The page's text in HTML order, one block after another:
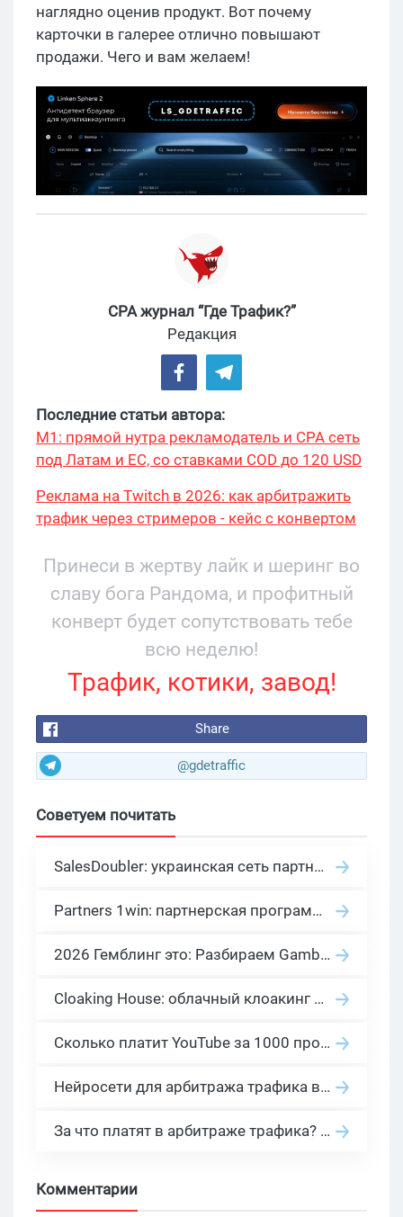
наглядно оценив продукт. Вот почему
карточки в галерее отлично повышают
продажи. Чего и вам желаем!
CPA журнал “Где Трафик?”
Редакция
Последние статьи автора:
М1: прямой нутра рекламодатель и CPA сеть
под Латам и ЕС, со ставками COD до 120 USD
Реклама на Twitch в 2026: как арбитражить
трафик через стримеров - кейс с конвертом
Принеси в жертву лайк и шеринг во
славу бога Рандома, и профитный
конверт будет сопутствовать тебе
всю неделю!
Трафик, котики, завод!
Share
@gdetraffic
Советуем почитать
SalesDoubler: украинская сеть партнерских программ с оплатой за действие
Partners 1win: партнерская программа казино в нише гемблинг арбитраж
2026 Гемблинг это: Разбираем Gambling вертикаль, и все что связано с гемблинг и беттинг офферами
Cloaking House: облачный клоакинг для фильтрации ботов FB и Google Ads — гайд PHP-интеграции 2026
Сколько платит YouTube за 1000 просмотров в 2026: реальные цифры от 0.5 до 36 USD по ГЕО
Нейросети для арбитража трафика в 2026: инструменты, кейсы и AI-медиабайеры
За что платят в арбитраже трафика? 30 моделей оплаты в бурж и СНГ партнерках
Комментарии